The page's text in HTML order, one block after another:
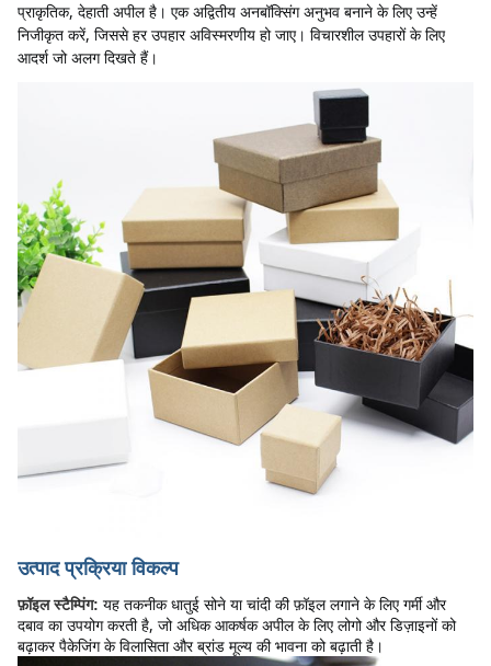
प्राकृतिक, देहाती अपील है। एक अद्वितीय अनबॉक्सिंग अनुभव बनाने के लिए उन्हें
निजीकृत करें, जिससे हर उपहार अविस्मरणीय हो जाए। विचारशील उपहारों के लिए
आदर्श जो अलग दिखते हैं।
उत्पाद प्रक्रिया विकल्प
फ़ॉइल स्टैम्पिंग: यह तकनीक धातुई सोने या चांदी की फ़ॉइल लगाने के लिए गर्मी और
दबाव का उपयोग करती है, जो अधिक आकर्षक अपील के लिए लोगो और डिज़ाइनों को
बढ़ाकर पैकेजिंग के विलासिता और ब्रांड मूल्य की भावना को बढ़ाती है।